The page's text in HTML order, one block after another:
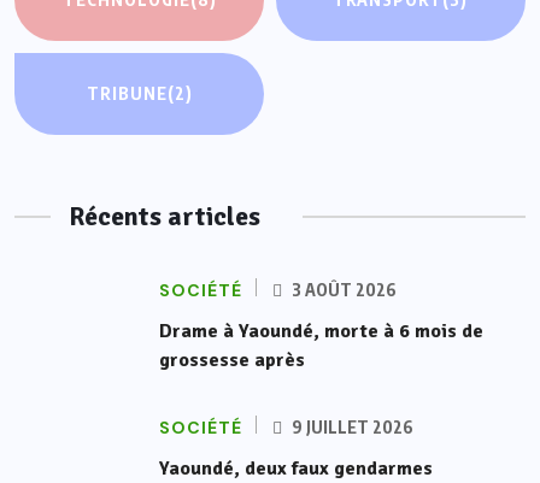
TRIBUNE(2)
Récents articles
SOCIÉTÉ 3 AOÛT 2026
Drame à Yaoundé, morte à 6 mois de
grossesse après
SOCIÉTÉ 9 JUILLET 2026
Yaoundé, deux faux gendarmes